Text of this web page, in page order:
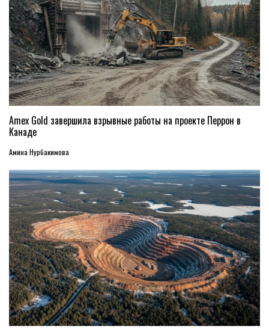
Amex Gold завершила взрывные работы на проекте Перрон в
Канаде
Амина Нурбакимова